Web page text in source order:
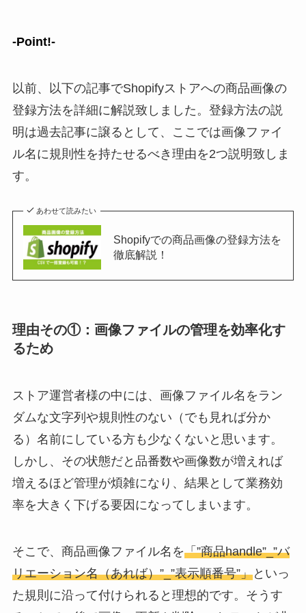
-Point!-
以前、以下の記事でShopifyストアへの商品画像の
登録方法を詳細に解説致しました。登録方法の説
明は過去記事に譲るとして、ここでは画像ファイ
ル名に規則性を持たせるべき理由を2つ説明致しま
す。
あわせて読みたい
Shopifyでの商品画像の登録方法を
徹底解説！
理由その①： 画像ファイルの管理を効率化す
るため
ストア運営者様の中には、画像ファイル名をラン
ダムな文字列や規則性のない（でも見れば分か
る）名前にしている方も少なくないと思います。
しかし、その状態だと品番数や画像数が増えれば
増えるほど管理が煩雑になり、結果として業務効
率を大きく下げる要因になってしまいます。
そこで、商品画像ファイル名を「”商品handle”_”バ
リエーション名（あれば）”_”表示順番号”」といっ
た規則に沿って付けられると理想的です。そうす